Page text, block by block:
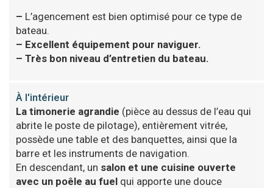
– L’agencement est bien optimisé pour ce type de
bateau.
– Excellent équipement pour naviguer.
– Très bon niveau d’entretien du bateau.
À l'intérieur
La timonerie agrandie (pièce au dessus de l’eau qui
abrite le poste de pilotage), entièrement vitrée,
possède une table et des banquettes, ainsi que la
barre et les instruments de navigation.
En descendant, un salon et une cuisine ouverte
avec un poêle au fuel qui apporte une douce